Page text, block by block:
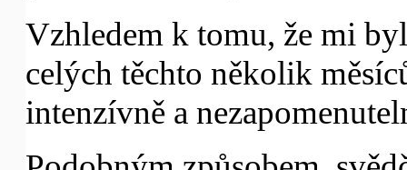
Vzhledem k tomu, že mi
celých těchto několik
intenzívně a